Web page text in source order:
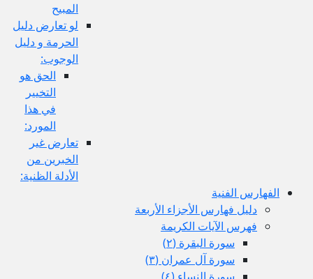
لو تعارض دليل
الحرمة و دليل
الوجوب:
الحق هو
في هذا
المورد:
تعارض غير
الخبرين من
الأدلة الظنية:
الفهارس الفنية
دليل فهارس الأجزاء الأربعة
فهرس الآيات الكريمة
سورة البقرة (٢)
سورة آل عمران (٣)